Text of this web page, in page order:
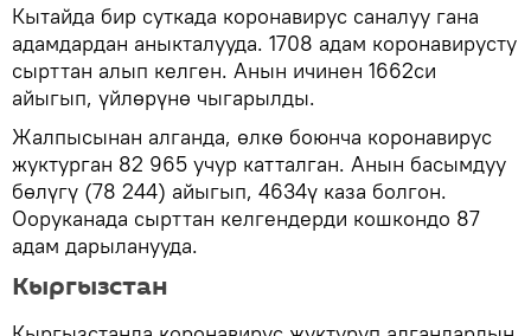
Кытайда бир суткада коронавирус саналуу гана
адамдардан аныкталууда. 1708 адам коронавирусту
сырттан алып келген. Анын ичинен 1662си
айыгып, үйлөрүнө чыгарылды.
Жалпысынан алганда, өлкө боюнча коронавирус
жуктурган 82 965 учур катталган. Анын басымдуу
бөлүгү (78 244) айыгып, 4634ү каза болгон.
Ооруканада сырттан келгендерди кошкондо 87
адам дарыланууда.
Кыргызстан